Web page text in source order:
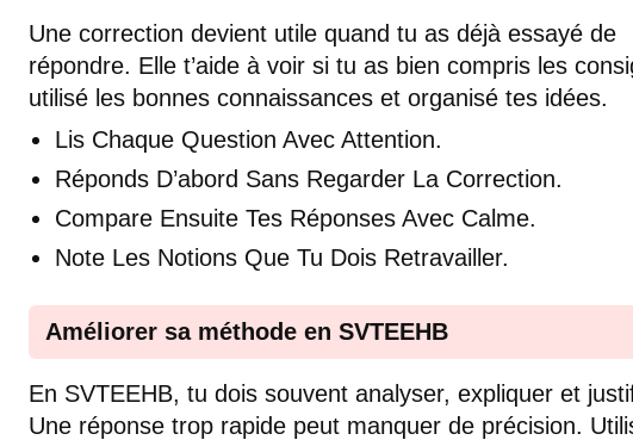
Une correction devient utile quand tu as déjà essayé de
répondre. Elle t’aide à voir si tu as bien compris les
utilisé les bonnes connaissances et organisé tes idées.
Lis Chaque Question Avec Attention.
Réponds D’abord Sans Regarder La Correction.
Compare Ensuite Tes Réponses Avec Calme.
Note Les Notions Que Tu Dois Retravailler.
Améliorer sa méthode en SVTEEHB
En SVTEEHB, tu dois souvent analyser, expliquer et
Une réponse trop rapide peut manquer de précision.